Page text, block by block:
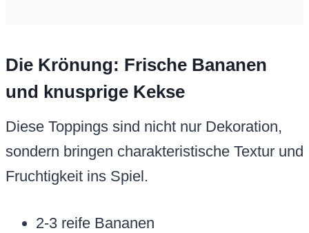
Die Krönung: Frische Bananen
und knusprige Kekse
Diese Toppings sind nicht nur Dekoration,
sondern bringen charakteristische Textur und
Fruchtigkeit ins Spiel.
2-3 reife Bananen